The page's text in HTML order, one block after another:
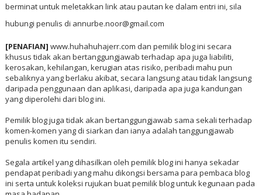
berminat untuk meletakkan link atau pautan ke dalam entri ini, sila
hubungi penulis di annurbe.noor@gmail.com
[PENAFIAN] www.huhahuhajerr.com dan pemilik blog ini secara
khusus tidak akan bertanggungjawab terhadap apa juga liabiliti,
kerosakan, kehilangan, kerugian atas risiko, peribadi mahu pun
sebaliknya yang berlaku akibat, secara langsung atau tidak langsung
daripada penggunaan dan aplikasi, daripada apa juga kandungan
yang diperolehi dari blog ini.
Pemilik blog juga tidak akan bertanggungjawab sama sekali terhadap
komen-komen yang di siarkan dan ianya adalah tanggungjawab
penulis komen itu sendiri.
Segala artikel yang dihasilkan oleh pemilik blog ini hanya sekadar
pendapat peribadi yang mahu dikongsi bersama para pembaca blog
ini serta untuk koleksi rujukan buat pemilik blog untuk kegunaan pada